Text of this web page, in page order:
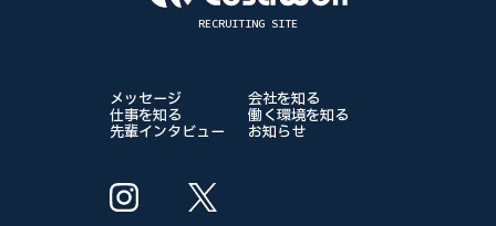
RECRUITING SITE
メッセージ
会社を知る
仕事を知る
働く環境を知る
先輩インタビュー
お知らせ